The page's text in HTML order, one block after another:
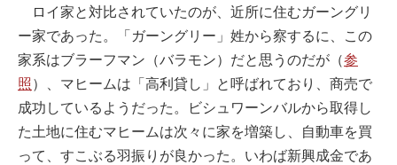
ロイ家と対比されていたのが、近所に住むガーングリ
ー家であった。「ガーングリー」姓から察するに、この
家系はブラーフマン（バラモン）だと思うのだが（参
照）、マヒームは「高利貸し」と呼ばれており、商売で
成功しているようだった。ビシュワーンバルから取得し
た土地に住むマヒームは次々に家を増築し、自動車を買
って、すこぶる羽振りが良かった。いわば新興成金であ